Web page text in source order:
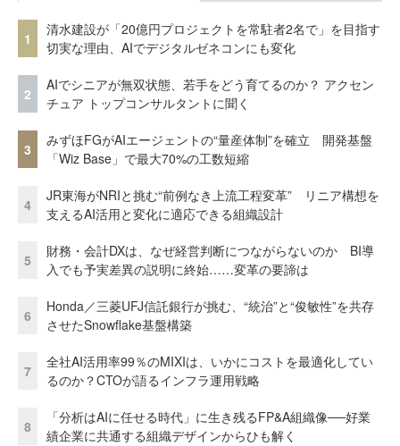
1
清水建設が「20億円プロジェクトを常駐者2名で」を目指す
切実な理由、AIでデジタルゼネコンにも変化
2
AIでシニアが無双状態、若手をどう育てるのか？ アクセン
チュア トップコンサルタントに聞く
3
みずほFGがAIエージェントの“量産体制”を確立 開発基盤
「Wiz Base」で最大70%の工数短縮
4
JR東海がNRIと挑む“前例なき上流工程変革” リニア構想を
支えるAI活用と変化に適応できる組織設計
5
財務・会計DXは、なぜ経営判断につながらないのか BI導
入でも予実差異の説明に終始……変革の要諦は
6
Honda／三菱UFJ信託銀行が挑む、“統治”と“俊敏性”を共存
させたSnowflake基盤構築
7
全社AI活用率99％のMIXIは、いかにコストを最適化してい
るのか？CTOが語るインフラ運用戦略
8
「分析はAIに任せる時代」に生き残るFP&A組織像──好業
績企業に共通する組織デザインからひも解く